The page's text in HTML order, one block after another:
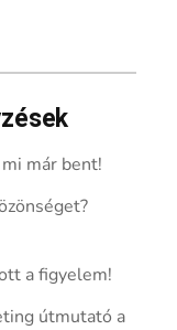
már bent!
a figyelem!
útmutató a